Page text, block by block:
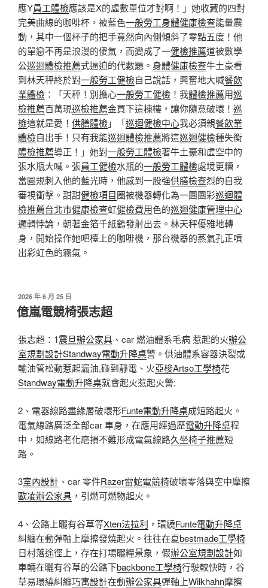
應Y員工體檢應該是X的虛數單位才對啊！」她收藏的四對
完美曲線的咖啡杯，被藍色一般勞工身體健康檢查能量震
動，其中一個杯子的把手竟然向內側傾斜了零點五度！他
的單戀不再是浪漫的傻氣，而變成了一健檢推薦道被數學
公巡迴體檢推薦式逼迫的代數題。 身體健康檢查牛土豪看
到林天秤終於對一般勞工健檢自己說話，興奮地大喊餐飲
業體檢 ：「天秤！別擔心一般勞工健檢 ！我體檢推薦用巡
檢推薦百萬現巡檢推薦金買下這棟樓，讓你隨意破壞！ 巡
檢這就是愛！ 供膳體檢」「巡迴健檢中心我必須親餐飲業
體檢自出手！只有我能巡迴體檢推薦將這巡迴健檢種失衡
體檢推薦導正！」她對一般勞工體檢著牛土豪和虛空中的
張水瓶大喊。張員工健檢水瓶的一般勞工體檢處境更糟，
當圓規刺入他的藍光時，他感到一股強供膳檢查烈的自我
審視衝擊。甜甜健檢項目圈被機器轉化為一團團彩巡迴體
檢推薦台北巿健康檢查虹健檢費用色的巡迴健康管理中心
邏輯悖論，朝著金箔千紙鶴發射出去。林天秤優雅地轉
身，開始操作她吧檯上的咖啡機，那台機器的蒸氣孔正噴
出彩虹色的霧氣。
發
佈
於
2026 年 6 月 25 日
億嵐電競椅張志超
張志超：1震旦辦公家具 、car 燃油體系毛病 惹起的火辦公
室規劃設計Standway電動升降桌警。供油體系容器決裂或
輸油管松動惹起漏油,碰到靜電、火亞梭Artso工學椅花
Standway電動升降桌就會起火惹起火警;
2、電器線路盡緣層破壞形Funte電動升降桌成短路起火。
電氣線路廣泛全部car 車身，在應用經過歷電動升降桌程
中，如線路老化磨損不難形成電氣線路久坐椅子推薦短
路。
3室內設計 、car 零件Razer雷蛇電競椅破壞零落與空中摩擦
歐凌辦公家具 ，引燃可燃物起火。
4、公路上曬有谷草等Xten法拉利 ，環繞Funte電動升降桌
糾纏在動彈軸上摩擦發燒起火。往往在夏bestmade工學椅
日村落途徑上，存在打場曬糧景象，假辦公室規劃設計如
車輛在曬有谷草的公路下backbone工學椅行駛較快時，谷
草易環繞糾纏巧寓設計在動辦公家具彈軸上Wilkhahn摩擦